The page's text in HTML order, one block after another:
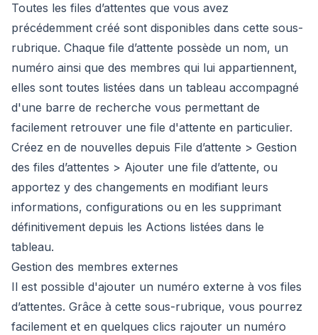
Toutes les files d’attentes que vous avez
précédemment créé sont disponibles dans cette sous-
rubrique. Chaque file d’attente possède un nom, un
numéro ainsi que des membres qui lui appartiennent,
elles sont toutes listées dans un tableau accompagné
d'une barre de recherche vous permettant de
facilement retrouver une file d'attente en particulier.
Créez en de nouvelles depuis File d’attente > Gestion
des files d’attentes > Ajouter une file d’attente, ou
apportez y des changements en modifiant leurs
informations, configurations ou en les supprimant
définitivement depuis les Actions listées dans le
tableau.
Gestion des membres externes
Il est possible d'ajouter un numéro externe à vos files
d’attentes. Grâce à cette sous-rubrique, vous pourrez
facilement et en quelques clics rajouter un numéro